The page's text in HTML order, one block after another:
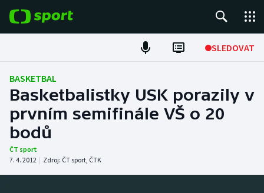
SLEDOVAT
Fotbal
Hokej
Tenis
Atletika
BASKETBAL
Basketbalistky USK porazily v
prvním semifinále VŠ o 20
bodů
ČT sport
7. 4. 2012 | Zdroj: ČT sport, ČTK